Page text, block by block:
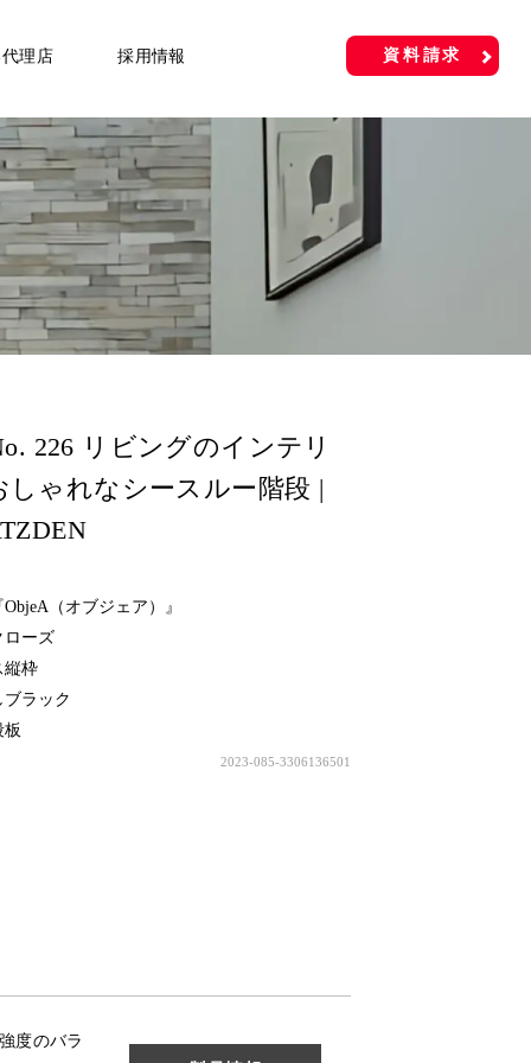
理店 採用情報 資料請求
226 リビングのインテリ
しゃれなシースルー階段 |
（オブジェア）』
ーズ
枠
ラック
2023-085-3306136501
度のバラ